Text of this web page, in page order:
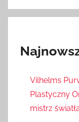
Vilhelms
Plastyczny
mistrz